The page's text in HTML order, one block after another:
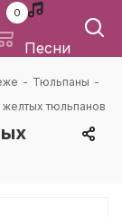
0
Песни
- Тюльпаны -
желтых тюльпанов